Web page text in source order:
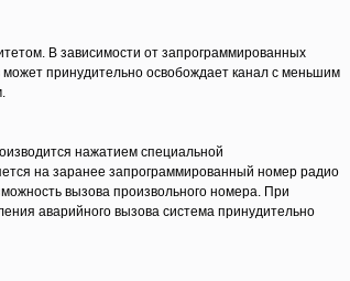
В зависимости от запрограммированных
принудительно освобождает канал с меньшим
нажатием специальной
на заранее запрограммированный номер радио
вызова произвольного номера. При
аварийного вызова система принудительно